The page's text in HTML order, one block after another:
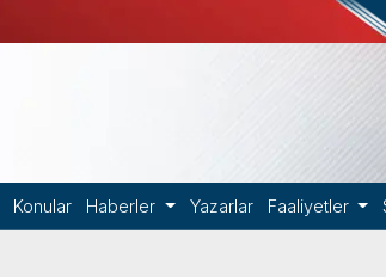
Konular Haberler Yazarlar Faaliyetler